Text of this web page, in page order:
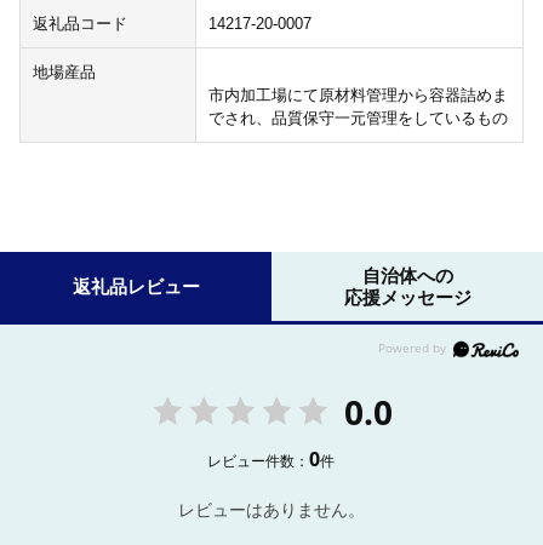
返礼品コード 14217-20-0007
地場産品
市内加工場にて原材料管理から容器詰めま
でされ、品質保守一元管理をしているもの
返礼品レビュー
自治体への
応援メッセージ
0.0
レビュー件数：0件
レビューはありません。